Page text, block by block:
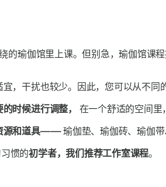
的瑜伽馆里上课。但别急，瑜伽馆课
宜，干扰也较少。因此，您可以从不同
时候进行调整， 在一个舒适的空间里
源和道具——瑜伽垫、瑜伽砖、瑜伽带
惯的初学者，我们推荐工作室课程。